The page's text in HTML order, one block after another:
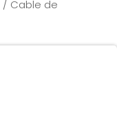
/ Cable de